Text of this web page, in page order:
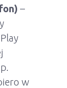
–
w